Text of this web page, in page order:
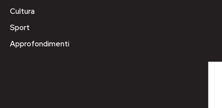
Cultura
Sport
Approfondimenti